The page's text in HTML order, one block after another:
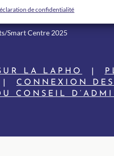
de confidentialité
Smart Centre 2025
LA LAPHO
CONNEXION
CONSEIL